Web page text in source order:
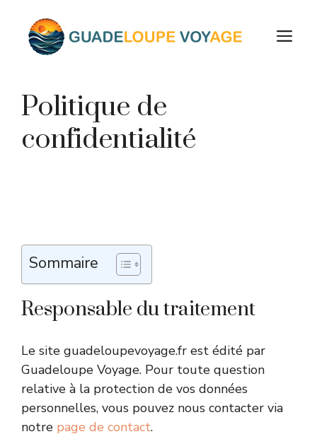
contenu
Politique de
confidentialité
Sommaire
Responsable du traitement
Le site guadeloupevoyage.fr est édité par
Guadeloupe Voyage. Pour toute question
relative à la protection de vos données
personnelles, vous pouvez nous contacter via
notre page de contact.